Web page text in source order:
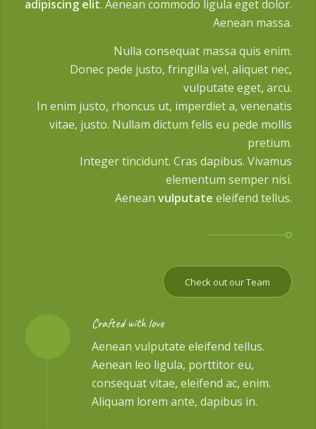
adipiscing elit. Aenean commodo ligula eget dolor.
Aenean massa.
Nulla consequat massa quis enim.
Donec pede justo, fringilla vel, aliquet nec,
vulputate eget, arcu.
In enim justo, rhoncus ut, imperdiet a, venenatis
vitae, justo. Nullam dictum felis eu pede mollis
pretium.
Integer tincidunt. Cras dapibus. Vivamus
elementum semper nisi.
Aeneanvulputate eleifend tellus.
Check out our Team
Crafted with love
Aenean vulputate eleifend tellus.
Aenean leo ligula, porttitor eu,
consequat vitae, eleifend ac, enim.
Aliquam lorem ante, dapibus in.